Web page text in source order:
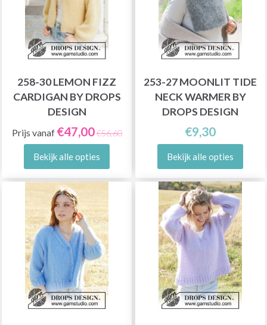
258-30 LEMON FIZZ
CARDIGAN BY DROPS
DESIGN
Prijs vanaf €47,00€56,60
Bekijk alle opties
253-27 MOONLIT TIDE
NECK WARMER BY
DROPS DESIGN
€9,30
Bekijk alle opties